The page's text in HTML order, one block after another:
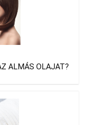
ALMÁS OLAJAT?